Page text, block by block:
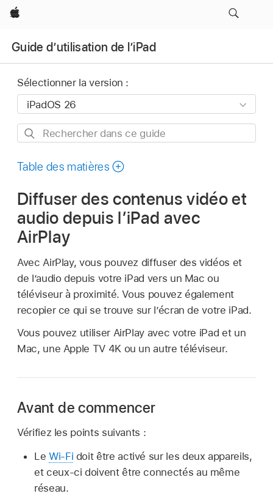
Apple
Guide d’utilisation de l’iPad
Sélectionner la version :
Rechercher
ce
Table des matières
Diffuser des contenus vidéo et
audio depuis l’iPad avec
AirPlay
Avec AirPlay, vous pouvez diffuser des vidéos et
de l’audio depuis votre iPad vers un Mac ou
téléviseur à proximité. Vous pouvez également
recopier ce qui se trouve sur l’écran de votre iPad.
Vous pouvez utiliser AirPlay avec votre iPad et un
Mac, une Apple TV 4K ou un autre téléviseur.
Avant de commencer
Vérifiez les points suivants :
Le Wi-Fi doit être activé sur les deux appareils,
et ceux-ci doivent être connectés au même
réseau.